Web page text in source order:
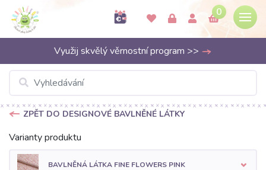
0
Využij skvělý věrnostní program >>
ZPĚT DO DESIGNOVÉ BAVLNĚNÉ LÁTKY
Varianty produktu
BAVLNĚNÁ LÁTKA FINE FLOWERS PINK